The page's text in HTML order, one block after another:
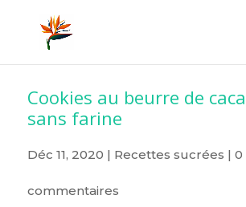
Cookies au beurre de
sans farine
Déc 11, 2020 | Recettes sucrées | 0
commentaires